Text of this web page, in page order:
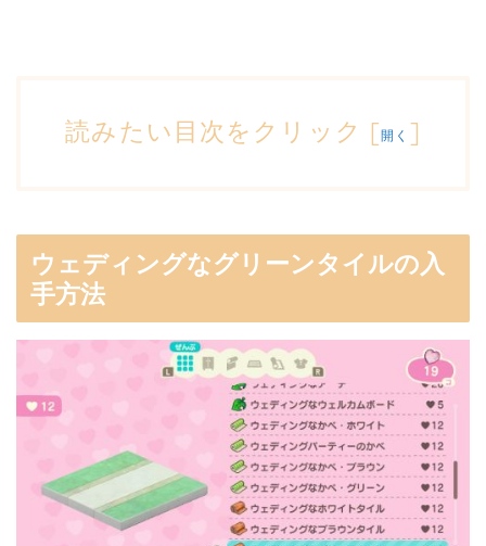
読みたい目次をクリック [開く ]
ウェディングなグリーンタイルの入
手方法